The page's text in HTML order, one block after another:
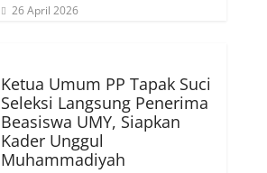
26 April 2026
Ketua Umum PP Tapak Suci
Seleksi Langsung Penerima
Beasiswa UMY, Siapkan
Kader Unggul
Muhammadiyah